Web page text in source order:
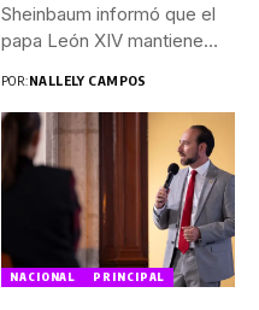
Sheinbaum informó que el
papa León XIV mantiene
POR:NALLELY CAMPOS
NACIONAL PRINCIPAL